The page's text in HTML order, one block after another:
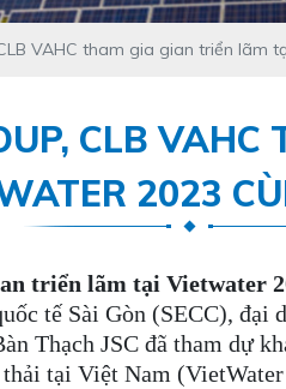
VAHC tham gia gian triển lãm
CLB
2023
triển lãm tại Vietwater
tế Sài Gòn (SECC),
Thạch JSC đã tham dự
tại Việt Nam